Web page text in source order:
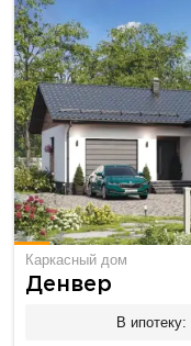
Каркасный дом
Денвер
В ипотеку: